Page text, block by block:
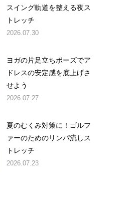
スイング軌道を整える夜ス
トレッチ
2026.07.30
ヨガの片足立ちポーズでア
ドレスの安定感を底上げさ
せよう
2026.07.27
夏のむくみ対策に！ゴルフ
ァーのためのリンパ流しス
トレッチ
2026.07.23